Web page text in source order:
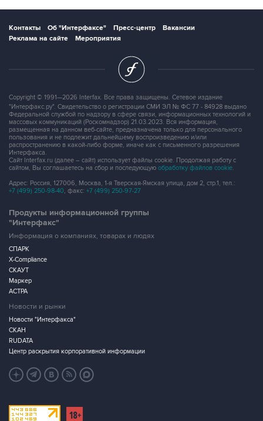
Контакты Об "Интерфаксе" Пресс-центр
Вакансии
Реклама на сайте
Мероприятия
Copyright © 1991—2026 Interfax. Все права защищены. Сетевое издание
"Интерфакс.ру". Свидетельство о регистрации СМИ ЭЛ № ФС 77 - 84928 выдано
Федеральной службой по надзору в сфере связи, информационных технологий и
массовых коммуникаций (Роскомнадзор) 21.03.2023. Вся информация,
размещенная на данном веб-сайте, предназначена только для персонального
пользования и не подлежит дальнейшему воспроизведению и/или
распространению в какой-либо форме, иначе как с письменного разрешения
Интерфакса.
Сайт Interfax.ru (далее – сайт) использует файлы cookie. Продолжая работу с
сайтом, Вы соглашаетесь на сбор и последующую обработку файлов cookie.
Адрес: Россия, 127006, Москва, 1-я Тверская-Ямская улица, дом 2, стр.1, тел.:
+7 (499) 250-98-40, факс: +7 (499) 250-97-27
Продукты информационной группы
"Интерфакс"
Информация о компаниях, товарах и людях
СПАРК
X-Compliance
СКАУТ
Маркер
АСТРА
Новости и рынки
Новости "Интерфакса"
СКАН
RUDATA
Центр раскрытия корпоративной информации